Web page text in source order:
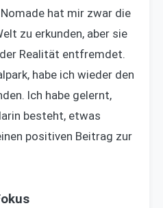
hat mir zwar die
zu erkunden, aber sie
Realität entfremdet.
habe ich wieder den
Ich habe gelernt,
besteht, etwas
positiven Beitrag zur